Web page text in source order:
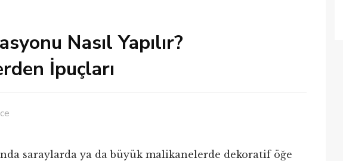
Nasıl Yapılır?
İpuçları
saraylarda ya da büyük malikanelerde dekoratif öğe